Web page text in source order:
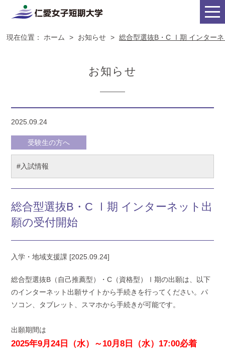
現在位置： ホーム > お知らせ > 総合型選抜B・C Ⅰ期 インター
お知らせ
2025.09.24
受験生の方へ
#入試情報
総合型選抜B・C Ⅰ期 インターネット出
願の受付開始
入学・地域支援課 [2025.09.24]
総合型選抜B（自己推薦型）・C（資格型）Ⅰ期の出願は、以下
のインターネット出願サイトから手続きを行ってください。パ
ソコン、タブレット、スマホから手続きが可能です。
出願期間は
2025年9月24日（水）～10月8日（水）17:00必着